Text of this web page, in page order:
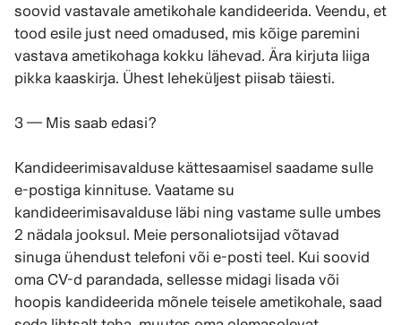
soovid vastavale ametikohale kandideerida. Veendu, et
tood esile just need omadused, mis kõige paremini
vastava ametikohaga kokku lähevad. Ära kirjuta liiga
pikka kaaskirja. Ühest leheküljest piisab täiesti.
3 — Mis saab edasi?
Kandideerimisavalduse kättesaamisel saadame sulle
e-postiga kinnituse. Vaatame su
kandideerimisavalduse läbi ning vastame sulle umbes
2 nädala jooksul. Meie personaliotsijad võtavad
sinuga ühendust telefoni või e-posti teel. Kui soovid
oma CV-d parandada, sellesse midagi lisada või
hoopis kandideerida mõnele teisele ametikohale, saad